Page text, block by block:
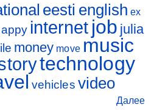
eesti english ex
internet job julia
money move music
technology
vehicles video
Далее